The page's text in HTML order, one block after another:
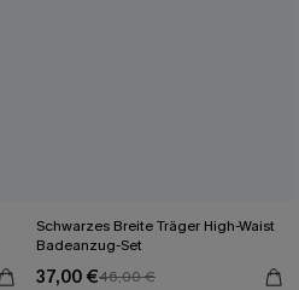
Schwarzes Breite Träger High-Waist
Badeanzug-Set
37,00 €46,00 €